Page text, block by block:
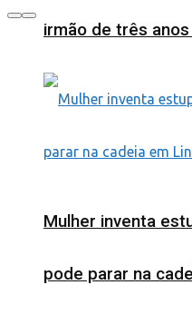
irmão de três
Mulher inventa
pode parar na